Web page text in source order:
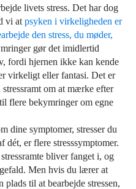
livets stress. Det har dog
vi at psyken i virkeligheden er
den stress, du møder,
gør det imidlertid
fordi hjernen ikke kan kende
virkeligt eller fantasi. Det er
om at mærke efter
flere bekymringer om egne
dine symptomer, stresser du
dét, er flere stresssymptomer.
bliver fanget i, og
Men hvis du lærer at
til at bearbejde stressen,